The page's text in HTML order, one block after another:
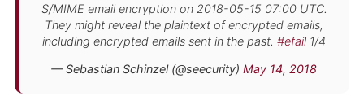
S/MIME email encryption on 2018-05-15 07:00 UTC.
They might reveal the plaintext of encrypted emails,
including encrypted emails sent in the past. #efail 1/4
— Sebastian Schinzel (@seecurity) May 14, 2018